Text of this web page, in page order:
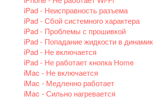
iPad - Неисправность разъема
iPad - Сбой системного характера
iPad - Проблемы с прошивкой
iPad - Попадание жидкости в динамик
iPad - Не включается
iPad - Не работает кнопка Home
iMac - Не включается
iMac - Медленно работает
iMac - Сильно нагревается